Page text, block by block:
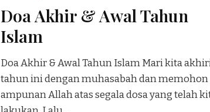
Doa Akhir & Awal Tahun
Islam
Doa Akhir & Awal Tahun Islam Mari kita
tahun ini dengan muhasabah dan memohon
ampunan Allah atas segala dosa yang telah